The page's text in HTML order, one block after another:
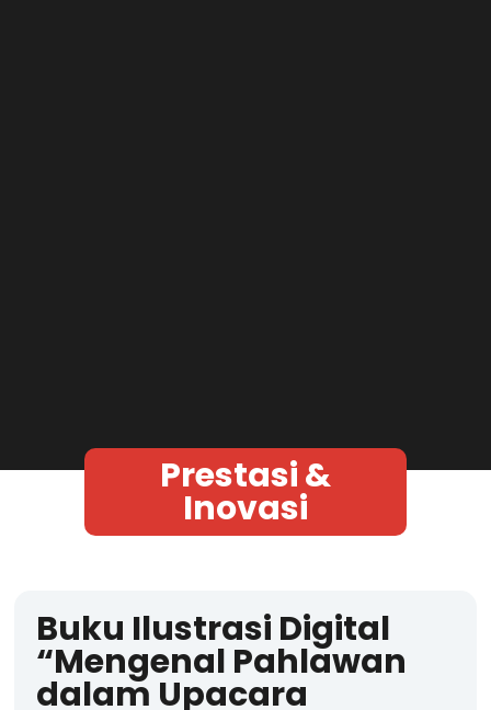
Prestasi &
Inovasi
Buku Ilustrasi Digital
“Mengenal Pahlawan
dalam Upacara